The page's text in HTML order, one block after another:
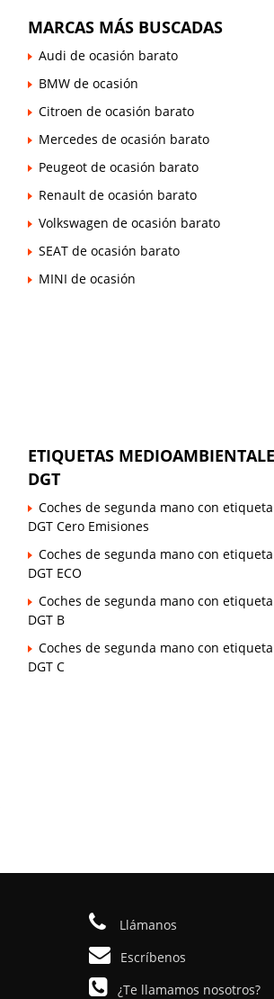
MARCAS MÁS BUSCADAS
Audi de ocasión barato
BMW de ocasión
Citroen de ocasión barato
Mercedes de ocasión barato
Peugeot de ocasión barato
Renault de ocasión barato
Volkswagen de ocasión barato
SEAT de ocasión barato
MINI de ocasión
ETIQUETAS
DGT
Coches de segunda mano con
DGT Cero Emisiones
Coches de segunda mano con
DGT ECO
Coches de segunda mano con
DGT B
Coches de segunda mano con
DGT C
Llámanos
Escríbenos
¿Te llamamos nosotros?